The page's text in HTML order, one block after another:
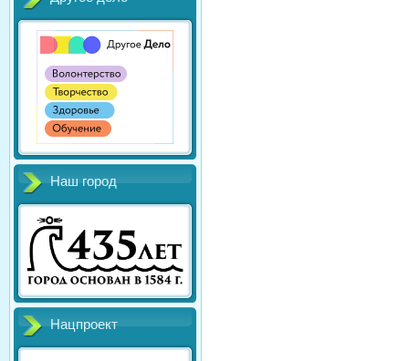
Наш город
Нацпроект